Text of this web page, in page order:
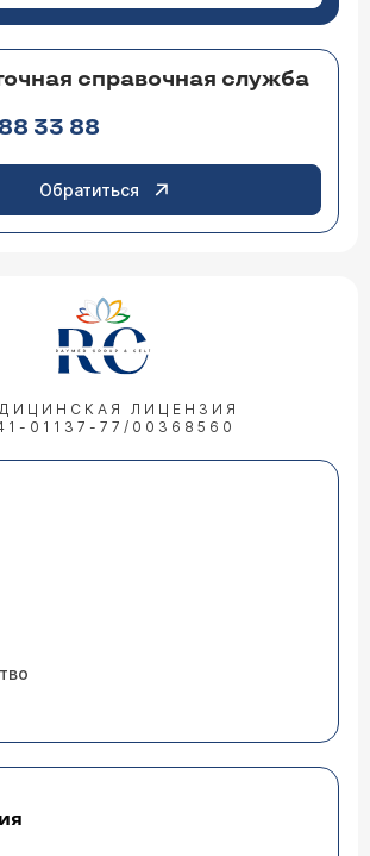
справочная служба
33 88
Обратиться
ЛИЦЕНЗИЯ
01137-77/00368560